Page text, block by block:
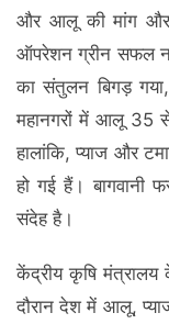
और आलू की मांग और
ऑपरेशन ग्रीन सफल
का संतुलन बिगड़
महानगरों में आलू 35
हालांकि, प्याज और
हो गई हैं। बागवानी
संदेह है।
केंद्रीय कृषि
दौरान देश में आलू,